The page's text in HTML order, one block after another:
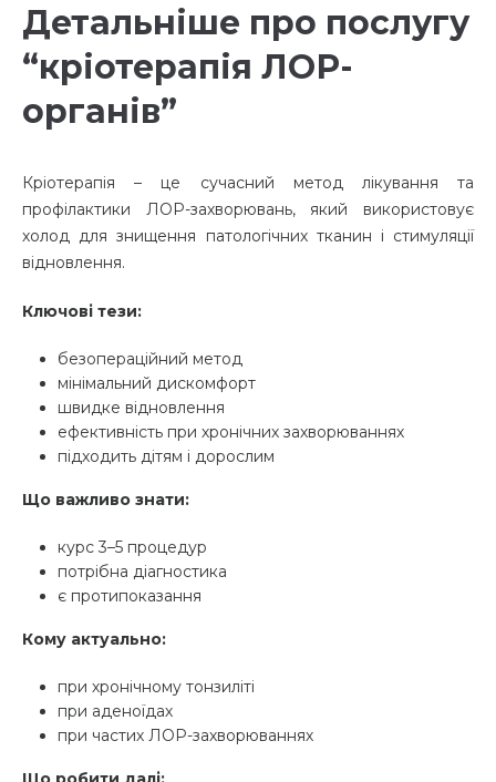
Детальніше про послугу
“кріотерапія ЛОР-
органів”
Кріотерапія – це сучасний метод лікування та
профілактики ЛОР-захворювань, який використовує
холод для знищення патологічних тканин і стимуляції
відновлення.
Ключові тези:
безопераційний метод
мінімальний дискомфорт
швидке відновлення
ефективність при хронічних захворюваннях
підходить дітям і дорослим
Що важливо знати:
курс 3–5 процедур
потрібна діагностика
є протипоказання
Кому актуально:
при хронічному тонзиліті
при аденоїдах
при частих ЛОР-захворюваннях